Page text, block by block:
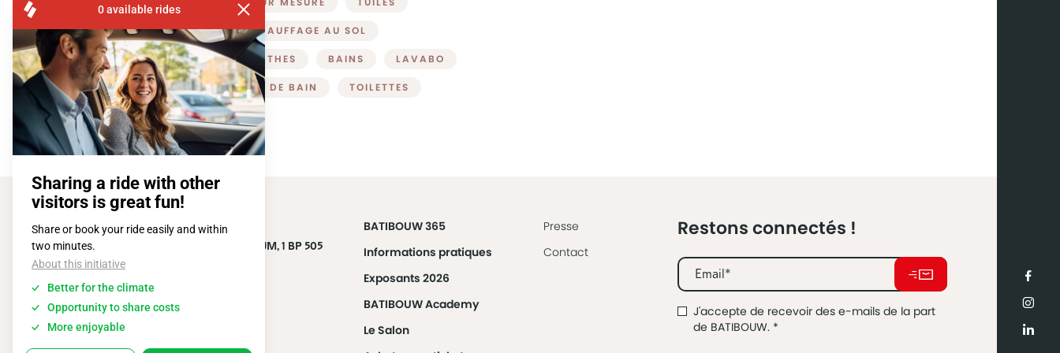
ESCALIERS CHAUFFAGE AU SOL
PARQUET PLINTHES BAINS LAVABO
MEUBLES DE SALLE DE BAIN TOILETTES
FISA OPERATIONS
SQUARE DE L'ATOMIUM, 1 BP 505
BATIBOUW 365
Informations pratiques
Exposants 2026
BATIBOUW Academy
Le Salon
Presse
Contact
Restons connectés !
J'accepte de recevoir des e-mails de la part
de BATIBOUW. *